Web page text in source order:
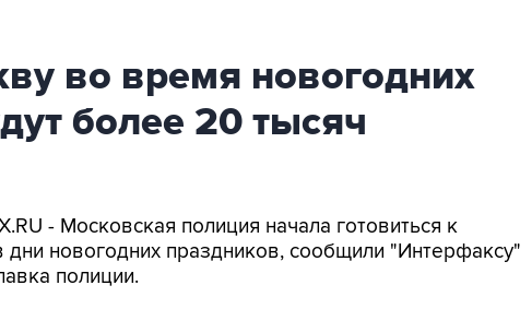
во время новогодних
более 20 тысяч
- Московская полиция начала готовиться к
дни новогодних праздников, сообщили "Интерфаксу"
полиции.